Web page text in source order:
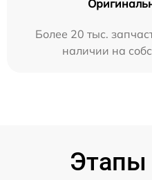
Более 20 тыс.
наличии на
Этапы